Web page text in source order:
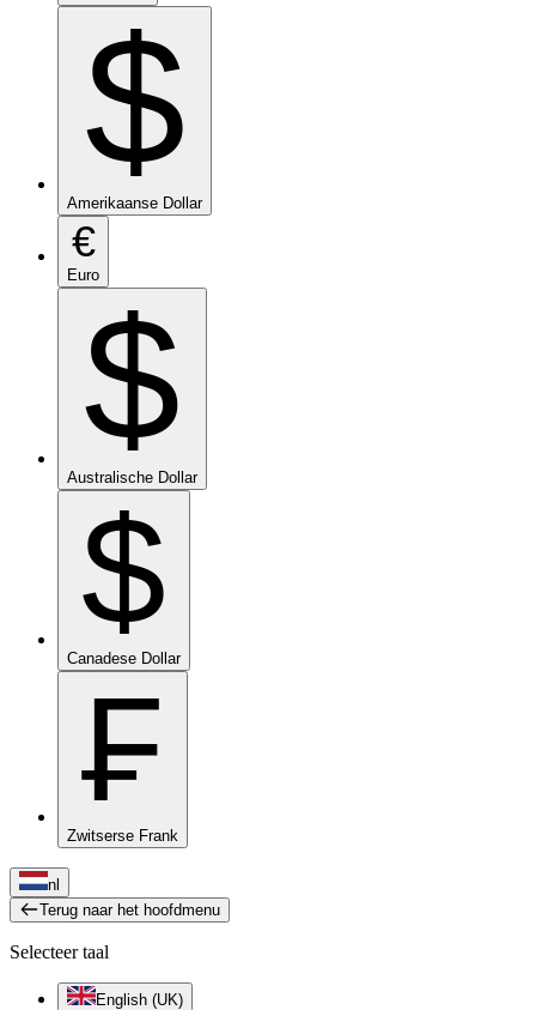
$
Amerikaanse Dollar
€
Euro
$
Australische Dollar
$
Canadese Dollar
₣
Zwitserse Frank
nl
Terug naar het hoofdmenu
Selecteer taal
English (UK)